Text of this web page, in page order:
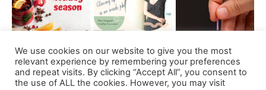
Follow on Instagram
We use cookies on our website to give you the most
relevant experience by remembering your preferences
and repeat visits. By clicking “Accept All”, you consent to
the use of ALL the cookies. However, you may visit